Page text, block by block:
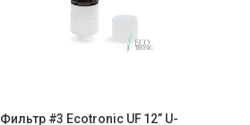
Фильтр #3 Ecotronic UF 12” U-